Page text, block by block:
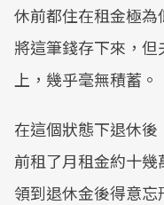
休前都住在租金極
將這筆錢存下來，
上，幾乎毫無積蓄。
在這個狀態下退休
前租了月租金約十
領到退休金後得意